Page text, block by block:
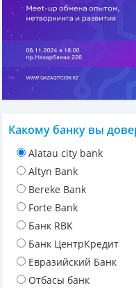
Какому банку вы
Alatau city bank
Altyn Bank
Bereke Bank
Forte Bank
Банк RBK
Банк ЦентрКредит
Евразийский Банк
Отбасы банк